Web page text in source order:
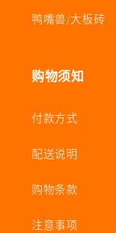
鸭嘴兽/大板砖
购物须知
付款方式
配送说明
购物条款
注意事项